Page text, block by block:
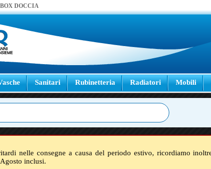
BOX DOCCIA
Sanitari Rubinetteria Radiatori Mobili
nelle consegne a causa del periodo estivo, ricordiamo
inclusi.